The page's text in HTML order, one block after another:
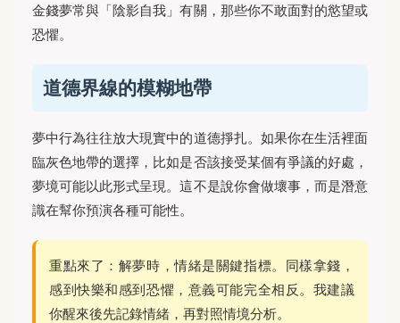
金錢夢常與「陰影自我」有關，那些你不敢面對的慾望或
恐懼。
道德界線的模糊地帶
夢中行為往往放大現實中的道德掙扎。如果你在生活裡面
臨灰色地帶的選擇，比如是否該接受某個有爭議的好處，
夢境可能以此形式呈現。這不是說你會做壞事，而是潛意
識在幫你預演各種可能性。
重點來了：解夢時，情緒是關鍵指標。同樣拿錢，
感到快樂和感到恐懼，意義可能完全相反。我建議
你醒來後先記錄情緒，再對照情境分析。